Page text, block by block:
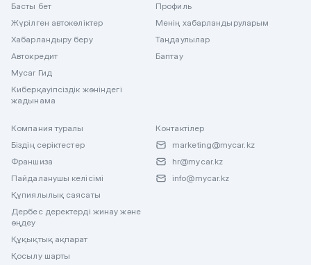
Басты бет
Жүрілген автокөліктер
Хабарландыру беру
Автокредит
Mycar Гид
Киберқауіпсіздік жөніндегі
жадынама
Профиль
Менің хабарландыруларым
Таңдаулылар
Баптау
Компания туралы
Біздің серіктестер
Франшиза
Пайдаланушы келісімі
Құпиялылық саясаты
Дербес деректерді жинау және
өңдеу
Құқықтық ақпарат
Қосылу шарты
Контактілер
marketing@mycar.kz
hr@mycar.kz
info@mycar.kz